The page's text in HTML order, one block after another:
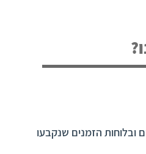
ובלוחות הזמנים שנקבעו